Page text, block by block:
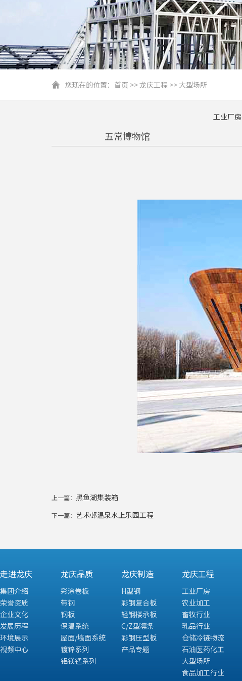
您现在的位置： 首页 >>龙庆工程 >> 大型场所
工业厂房
五常博物馆
上一篇： 黑鱼湖集装箱
下一篇： 艺术邨温泉水上乐园工程
走进龙庆
集团介绍
荣誉资质
企业文化
发展历程
环境展示
视频中心
龙庆品质
彩涂卷板
带钢
钢板
保温系统
屋面/墙面系统
镀锌系列
铝镁锰系列
龙庆制造
H型钢
彩钢复合板
轻钢楼承板
C/Z型凛条
彩钢压型板
产品专题
龙庆工程
工业厂房
农业加工
畜牧行业
乳品行业
仓储冷链物流
石油医药化工
大型场所
食品加工行业